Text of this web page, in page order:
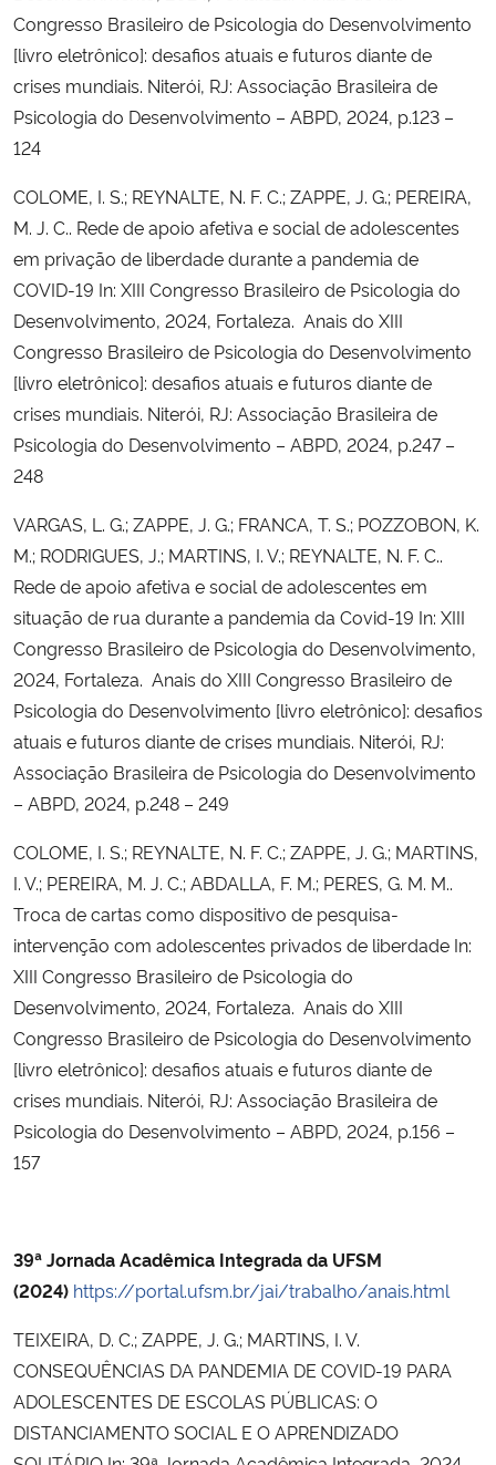
Congresso Brasileiro de Psicologia do Desenvolvimento
[livro eletrônico]: desafios atuais e futuros diante de
crises mundiais. Niterói, RJ: Associação Brasileira de
Psicologia do Desenvolvimento – ABPD, 2024, p.123 –
124
COLOME, I. S.; REYNALTE, N. F. C.; ZAPPE, J. G.; PEREIRA,
M. J. C.. Rede de apoio afetiva e social de adolescentes
em privação de liberdade durante a pandemia de
COVID-19 In: XIII Congresso Brasileiro de Psicologia do
Desenvolvimento, 2024, Fortaleza. Anais do XIII
Congresso Brasileiro de Psicologia do Desenvolvimento
[livro eletrônico]: desafios atuais e futuros diante de
crises mundiais. Niterói, RJ: Associação Brasileira de
Psicologia do Desenvolvimento – ABPD, 2024, p.247 –
248
VARGAS, L. G.; ZAPPE, J. G.; FRANCA, T. S.; POZZOBON, K.
M.; RODRIGUES, J.; MARTINS, I. V.; REYNALTE, N. F. C..
Rede de apoio afetiva e social de adolescentes em
situação de rua durante a pandemia da Covid-19 In: XIII
Congresso Brasileiro de Psicologia do Desenvolvimento,
2024, Fortaleza. Anais do XIII Congresso Brasileiro de
Psicologia do Desenvolvimento [livro eletrônico]: desafios
atuais e futuros diante de crises mundiais. Niterói, RJ:
Associação Brasileira de Psicologia do Desenvolvimento
– ABPD, 2024, p.248 – 249
COLOME, I. S.; REYNALTE, N. F. C.; ZAPPE, J. G.; MARTINS,
I. V.; PEREIRA, M. J. C.; ABDALLA, F. M.; PERES, G. M. M..
Troca de cartas como dispositivo de pesquisa-
intervenção com adolescentes privados de liberdade In:
XIII Congresso Brasileiro de Psicologia do
Desenvolvimento, 2024, Fortaleza. Anais do XIII
Congresso Brasileiro de Psicologia do Desenvolvimento
[livro eletrônico]: desafios atuais e futuros diante de
crises mundiais. Niterói, RJ: Associação Brasileira de
Psicologia do Desenvolvimento – ABPD, 2024, p.156 –
157
39ª Jornada Acadêmica Integrada da UFSM
(2024) https://portal.ufsm.br/jai/trabalho/anais.html
TEIXEIRA, D. C.; ZAPPE, J. G.; MARTINS, I. V.
CONSEQUÊNCIAS DA PANDEMIA DE COVID-19 PARA
ADOLESCENTES DE ESCOLAS PÚBLICAS: O
DISTANCIAMENTO SOCIAL E O APRENDIZADO